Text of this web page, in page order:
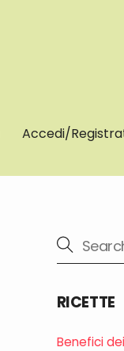
Accedi/
RICETTE
Benefici